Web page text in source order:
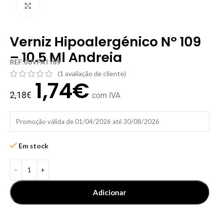
Verniz Hipoalergénico Nº 109
– 10.5 Ml Andreia
REF:0UVPA1109
(1 avaliação de cliente)
2,18€ 1,74€ com IVA
Promoção válida de 01/04/2026 até 30/08/2026
Em stock
Adicionar